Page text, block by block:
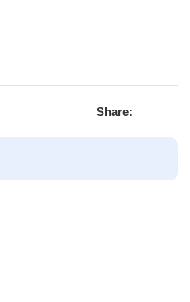
Share: